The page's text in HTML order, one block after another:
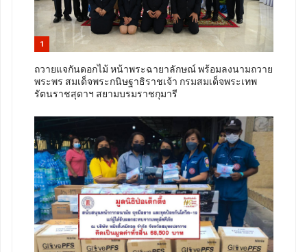
1
ถวายแจกันดอกไม้ หน้าพระฉายาลักษณ์ พร้อมลงนามถวาย
พระพร สมเด็จพระกนิษฐาธิราชเจ้า กรมสมเด็จพระเทพ
รัตนราชสุดาฯ สยามบรมราชกุมารี